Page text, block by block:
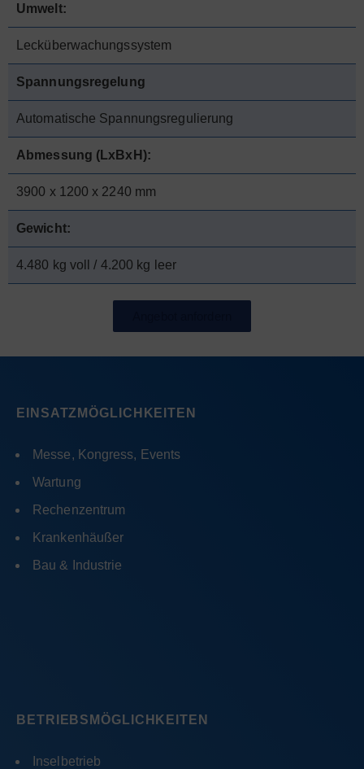
Umwelt:
Lecküberwachungssystem
Spannungsregelung
Automatische Spannungsregulierung
Abmessung (LxBxH):
3900 x 1200 x 2240 mm
Gewicht:
4.480 kg voll / 4.200 kg leer
EINSATZMÖGLICHKEITEN
Messe, Kongress, Events
Wartung
Rechenzentrum
Krankenhäußer
Bau & Industrie
BETRIEBSMÖGLICHKEITEN
Inselbetrieb